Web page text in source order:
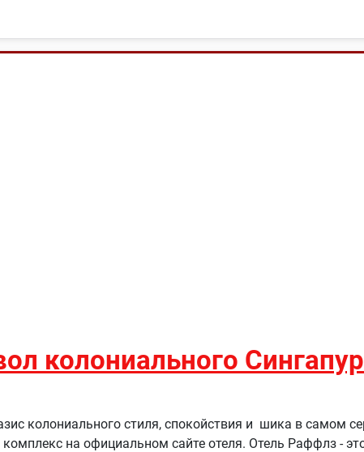
колониального
колониального стиля, спокойствия и шика в самом
на официальном сайте отеля. Отель Раффлз -